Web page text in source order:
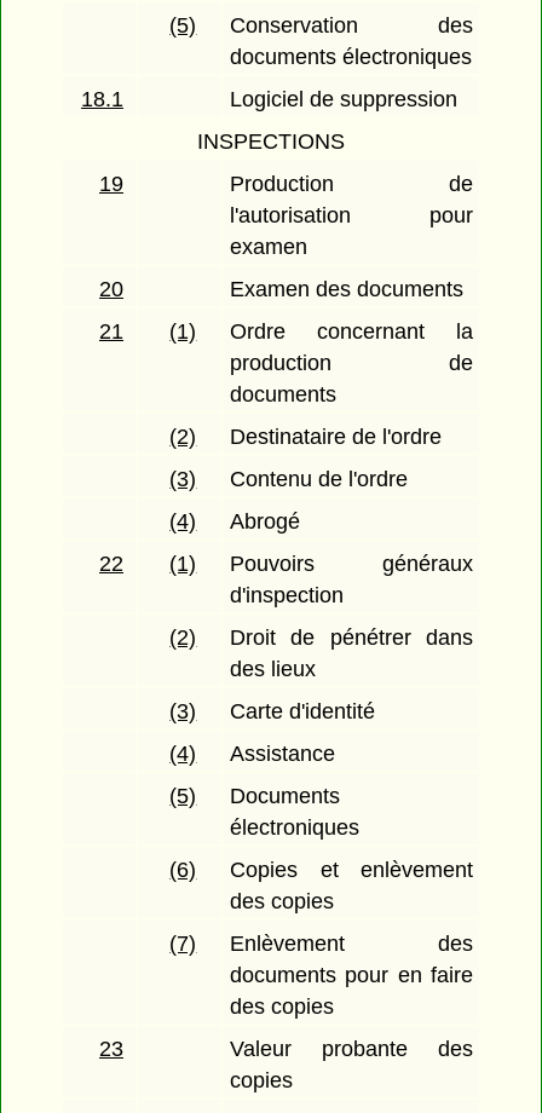
(5)
Conservation des
documents électroniques
18.1
Logiciel de suppression
INSPECTIONS
19
Production de
l'autorisation pour
examen
20
Examen des documents
21
(1)
Ordre concernant la
production de
documents
(2)
Destinataire de l'ordre
(3)
Contenu de l'ordre
(4)
Abrogé
22
(1)
Pouvoirs généraux
d'inspection
(2)
Droit de pénétrer dans
des lieux
(3)
Carte d'identité
(4)
Assistance
(5)
Documents
électroniques
(6)
Copies et enlèvement
des copies
(7)
Enlèvement des
documents pour en faire
des copies
23
Valeur probante des
copies